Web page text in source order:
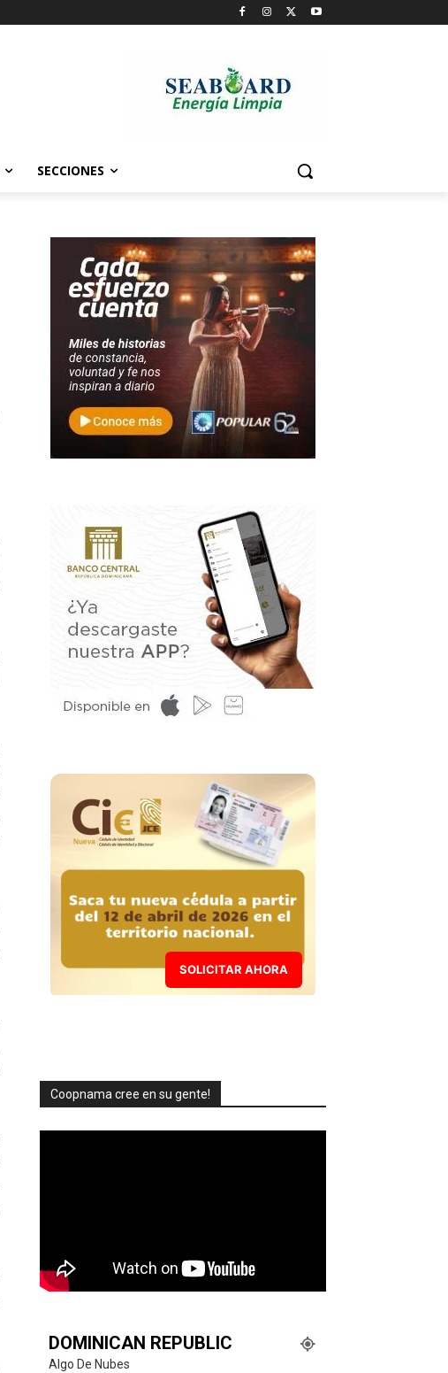
SECCIONES
SOLICITAR AHORA
Coopnama cree en su gente!
DOMINICAN REPUBLIC
Algo De Nubes